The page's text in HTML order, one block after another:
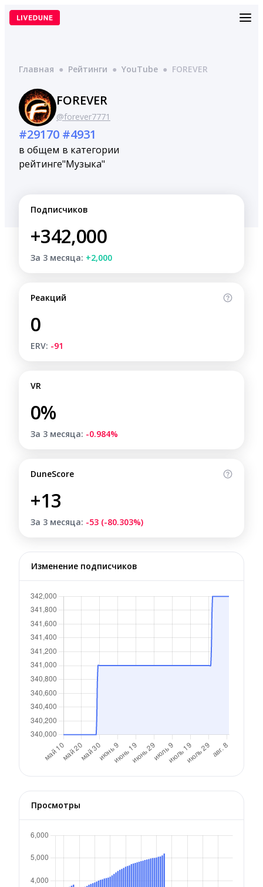
Перейти
Главная ● Рейтинги ● YouTube ● FOREVER
FOREVER
@forever7771
#29170
в общем
рейтинге
#4931
в категории
"Музыка"
Подписчиков
+342,000
За 3 месяца: +2,000
Реакций
0
ERV: -91
VR
0%
За 3 месяца: -0.984%
DuneScore
+13
За 3 месяца: -53 (-80.303%)
Изменение подписчиков
Просмотры